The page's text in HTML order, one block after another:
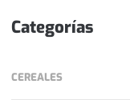
Categorías
CEREALES